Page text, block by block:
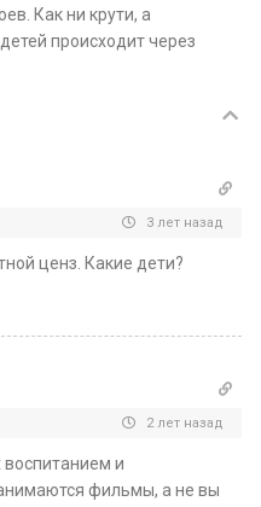
Как ни крути, а
происходит через
3 лет назад
ценз. Какие дети?
2 лет назад
и
фильмы, а не вы